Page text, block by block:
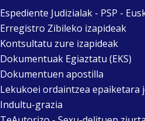
Espediente Judizialak - PSP -
Erregistro Zibileko izapideak
Kontsultatu zure izapideak
Dokumentuak Egiaztatu (EKS)
Dokumentuen apostilla
Lekukoei ordaintzea epaiketara
Indultu-grazia